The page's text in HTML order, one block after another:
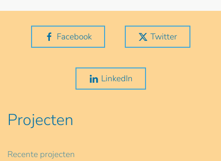
Facebook Twitter
LinkedIn
Projecten
Recente projecten